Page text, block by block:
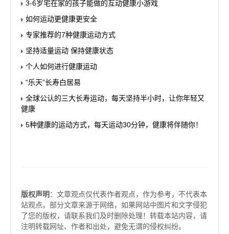
3-6岁宅在家的孩子能做的互动健康小游戏
如何运动更健康更安全
专家推荐的7种健康运动方式
坚持适量运动 保持健康状态
个人如何进行健康运动
“乐天”长寿白居易
全球公认的三大长寿运动，每天坚持半小时，让你年轻又
健康
5种健康的运动方式，每天运动30分钟，健康将伴随你！
版权声明 ：文章观点仅代表作者观点，作为参考，不代表本
站观点。部分文章来源于网络，如果网站中图片和文字侵犯
了您的版权，请联系我们及时删除处理！转载本站内容，请
注明转载网址、作者和出处，避免无谓的侵权纠纷。